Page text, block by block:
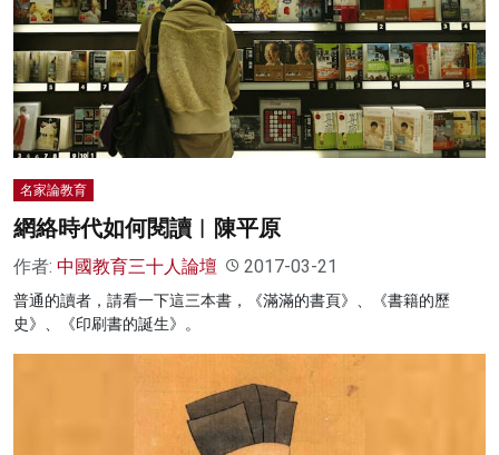
名家論教育
網絡時代如何閱讀︱陳平原
作者: 中國教育三十人論壇 2017-03-21
普通的讀者，請看一下這三本書，《滿滿的書頁》、《書籍的歷
史》、《印刷書的誕生》。